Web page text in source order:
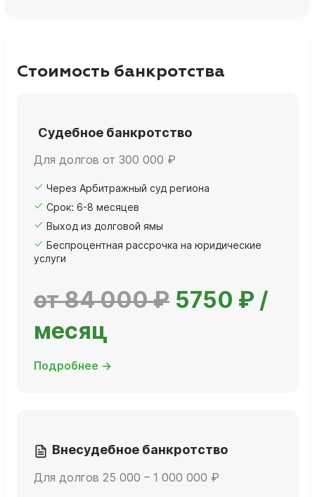
Стоимость банкротства
Судебное банкротство
Для долгов от 300 000 ₽
Через Арбитражный суд региона
Срок: 6-8 месяцев
Выход из долговой ямы
Беспроцентная рассрочка на юридические
услуги
от 84 000 ₽ 5750 ₽ /
месяц
Подробнее →
Внесудебное банкротство
Для долгов 25 000 – 1 000 000 ₽